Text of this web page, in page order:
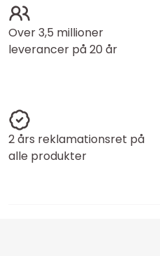
Over 3,5 millioner
leverancer på 20 år
2 års reklamationsret på
alle produkter